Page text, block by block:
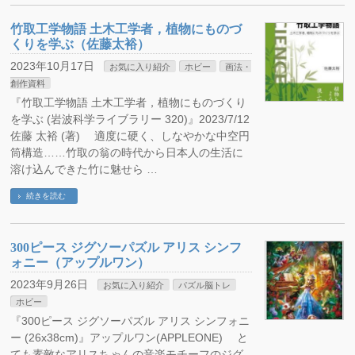
竹取工学物語 土木工学者，植物にものづ
くりを学ぶ（佐藤太裕）
2023年10月17日 お気に入り紹介 ホビー
画法・
創作資料
『竹取工学物語 土木工学者，植物にものづくり
を学ぶ (岩波科学ライブラリー 320)』2023/7/12
佐藤 太裕 (著) 適度に硬く、しなやかな中空円
筒構造……竹取の翁の時代から日本人の生活に
溶け込んできた竹に魅せら …
続きを読む
300ピース ジグソーパズル アリス シンフ
ォニー（アップルワン）
2023年9月26日 お気に入り紹介
パズル脳トレ
ホビー
『300ピース ジグソーパズル アリス シンフォニ
ー (26x38cm)』アップルワン(APPLEONE) と